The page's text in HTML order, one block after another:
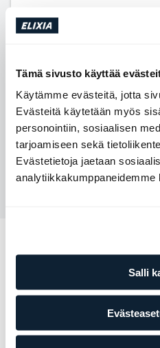
Tämä sivusto käyttää
Käytämme evästeitä, jotta
Evästeitä käytetään myös
personointiin, sosiaalisen
tarjoamiseen sekä
Evästetietoja jaetaan
analytiikkakumppaneidemme
Salli
Maanantai - Torstai:
Aloita chat
Soita meille
Profiilini Jäsenyys